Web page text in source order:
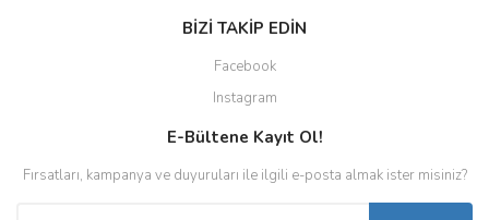
BİZİ TAKİP EDİN
Facebook
Instagram
E-Bültene Kayıt Ol!
Fırsatları, kampanya ve duyuruları ile ilgili e-posta almak ister misiniz?